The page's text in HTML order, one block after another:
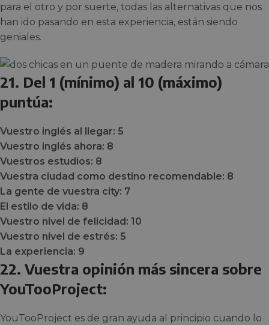
para el otro y por suerte, todas las alternativas que nos
han ido pasando en esta experiencia, están siendo
geniales.
21. Del 1 (mínimo) al 10 (máximo)
puntúa:
Vuestro inglés al llegar: 5
Vuestro inglés ahora: 8
Vuestros estudios: 8
Vuestra ciudad como destino recomendable: 8
La gente de vuestra city: 7
El estilo de vida: 8
Vuestro nivel de felicidad: 10
Vuestro nivel de estrés: 5
La experiencia: 9
22. Vuestra opinión más sincera sobre
YouTooProject:
YouTooProject es de gran ayuda al principio cuando lo